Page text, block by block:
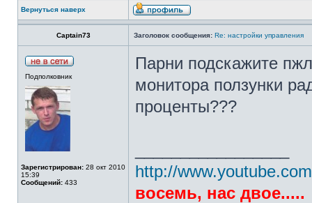
Вернуться наверх
Captain73 Заголовок сообщения: Re: настройки управления
Подполковник
Зарегистрирован: 28 окт 2010
15:39
Сообщений: 433
Парни подскажите
монитора ползунки
проценты???
http://
восемь, нас двое.....